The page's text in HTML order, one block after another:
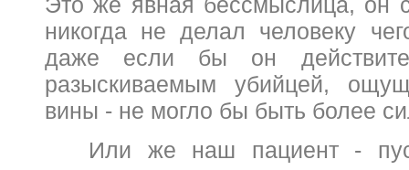
никогда не делал человеку
даже если бы он
разыскиваемым убийцей,
вины - не могло бы быть более
Или же наш пациент -